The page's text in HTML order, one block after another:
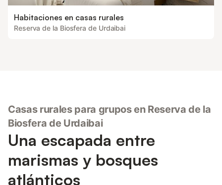
Habitaciones en casas rurales
Reserva de la Biosfera de Urdaibai
Casas rurales para grupos en Reserva de la
Biosfera de Urdaibai
Una escapada entre
marismas y bosques
atlánticos